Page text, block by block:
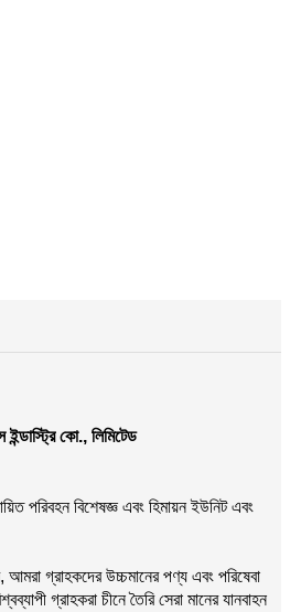
কো., লিমিটেড
পরিবহন বিশেষজ্ঞ এবং হিমায়ন ইউনিট এবং
আমরা গ্রাহকদের উচ্চমানের পণ্য এবং পরিষেবা
গ্রাহকরা চীনে তৈরি সেরা মানের যানবাহন